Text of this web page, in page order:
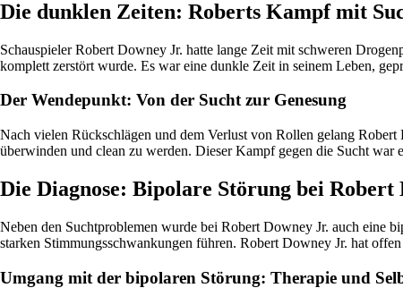
Die dunklen Zeiten: Roberts Kampf mit
Schauspieler Robert Downey Jr. hatte lange Zeit mit schweren
komplett zerstört wurde. Es war eine dunkle Zeit in seinem Leben,
Der Wendepunkt: Von der Sucht zur Genesung
Nach vielen Rückschlägen und dem Verlust von Rollen gelang
überwinden und clean zu werden. Dieser Kampf gegen die Sucht war
Die Diagnose: Bipolare Störung bei Robert
Neben den Suchtproblemen wurde bei Robert Downey Jr. auch eine
starken Stimmungsschwankungen führen. Robert Downey Jr. hat
Umgang mit der bipolaren Störung: Therapie und